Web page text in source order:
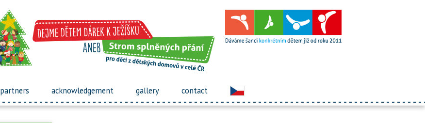
partners acknowledgement gallery contact